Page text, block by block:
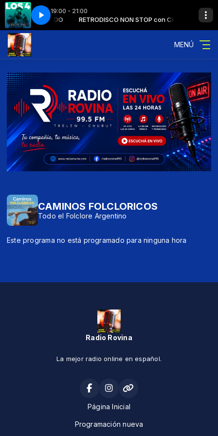
19:00 - 21:00
STOP con CHINDO RETRODISCO NON STOP con CHINDO
- BLOQUE3 RETRODISCO PROGRAMA7 - BLOQUE3
RITMO PEGADITO
MENÚ
CAMINOS FOLCLORICOS
Todo el Folclore Argentino
Este programa no está programado para ninguna hora
Radio Rovina
La mejor radio online en español.
Página Inicial
Programación nueva